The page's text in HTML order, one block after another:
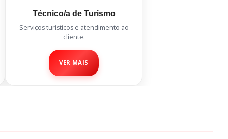
Técnico/a de Turismo
Serviços turísticos e atendimento ao
cliente.
VER MAIS